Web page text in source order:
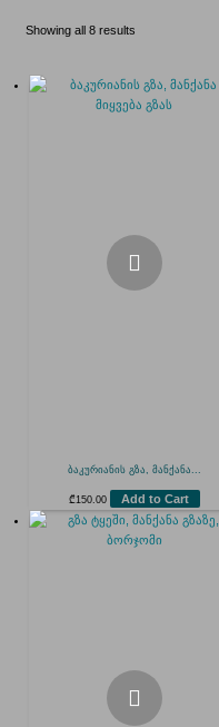
Showing all 8 results
ბაკურიანის გზა, მანქანა...
₾ 150.00 Add to Cart